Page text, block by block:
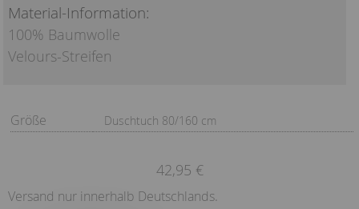
Material-Information:
100% Baumwolle
Velours-Streifen
Größe Duschtuch 80/160 cm
42,95 €
Versand nur innerhalb Deutschlands.